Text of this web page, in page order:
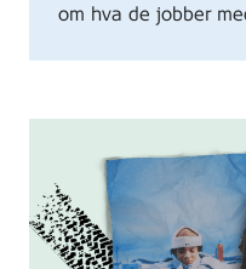
om hva de jobber